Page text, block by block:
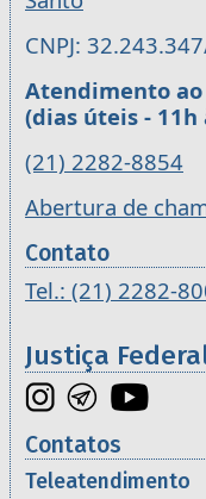
CNPJ:
Atendimento
(dias úteis - 11h
(21) 2282-8854
Abertura de
Contato
Tel.: (21) 2282-
Justiça
Contatos
Teleatendimento